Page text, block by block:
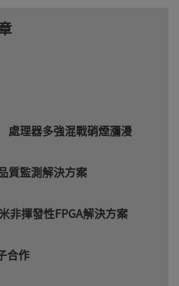
理器多強混戰硝煙瀰漫
質監測解決方案
非揮發性FPGA解決方案
合作